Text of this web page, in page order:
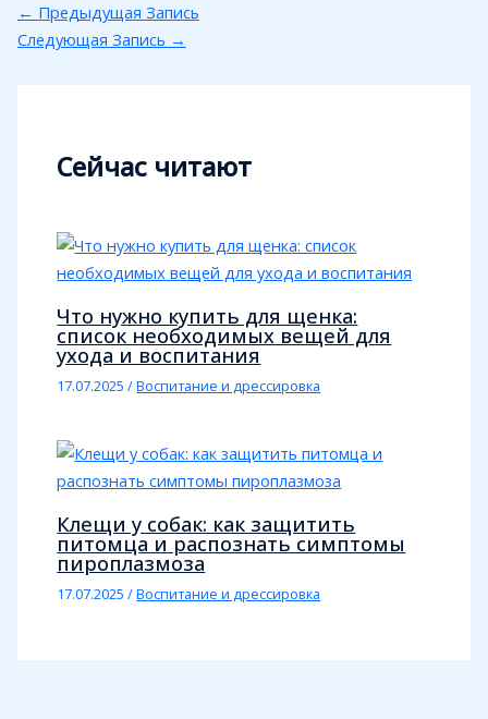
← Предыдущая Запись
Следующая Запись →
Сейчас читают
Что нужно купить для щенка:
список необходимых вещей для
ухода и воспитания
17.07.2025/Воспитание и дрессировка
Клещи у собак: как защитить
питомца и распознать симптомы
пироплазмоза
17.07.2025/Воспитание и дрессировка